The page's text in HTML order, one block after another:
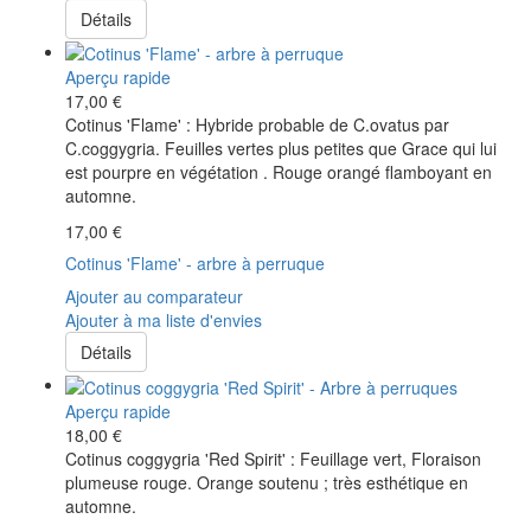
Détails
Aperçu rapide
17,00 €
Cotinus 'Flame' : Hybride probable de C.ovatus par
C.coggygria. Feuilles vertes plus petites que Grace qui lui
est pourpre en végétation . Rouge orangé flamboyant en
automne.
17,00 €
Cotinus 'Flame' - arbre à perruque
Ajouter au comparateur
Ajouter à ma liste d'envies
Détails
Aperçu rapide
18,00 €
Cotinus coggygria 'Red Spirit' : Feuillage vert, Floraison
plumeuse rouge. Orange soutenu ; très esthétique en
automne.